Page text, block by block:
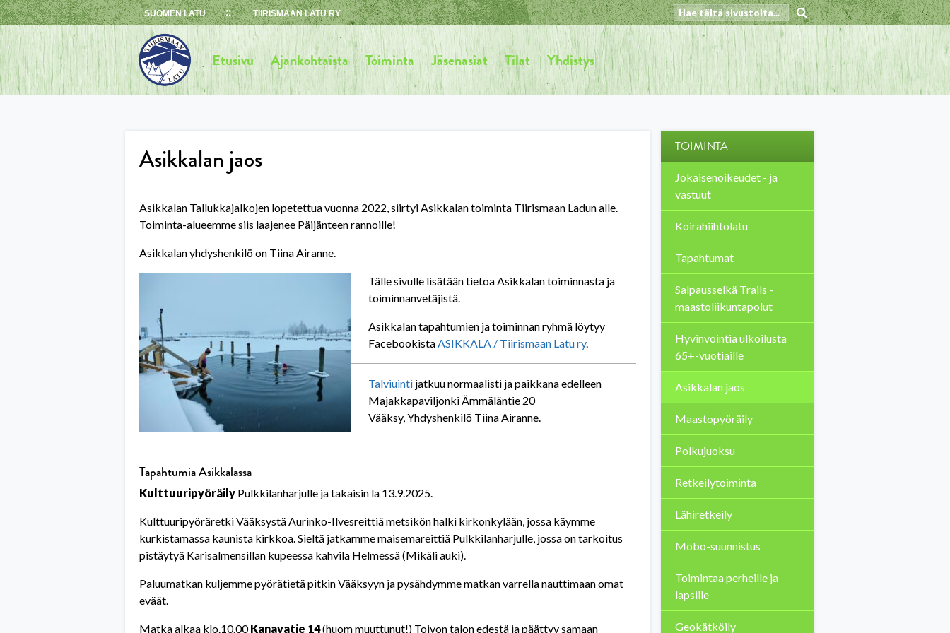
Skip
to
content
SUOMEN LATU TIIRISMAAN LATU RY
Etusivu Ajankohtaista Toiminta Jäsenasiat Tilat Yhdistys
Asikkalan jaos
Asikkalan Tallukkajalkojen lopetettua vuonna 2022, siirtyi Asikkalan toiminta Tiirismaan Ladun alle.
Toiminta-alueemme siis laajenee Päijänteen rannoille!
Asikkalan yhdyshenkilö on Tiina Airanne.
Tälle sivulle lisätään tietoa Asikkalan toiminnasta ja
toiminnanvetäjistä.
Asikkalan tapahtumien ja toiminnan ryhmä löytyy
FacebookistaASIKKALA / Tiirismaan Latu ry.
Talviuinti jatkuu normaalisti ja paikkana edelleen
Majakkapaviljonki Ämmäläntie 20
Vääksy, Yhdyshenkilö Tiina Airanne.
Tapahtumia Asikkalassa
Kulttuuripyöräily Pulkkilanharjulle ja takaisin la 13.9.2025.
Kulttuuripyöräretki Vääksystä Aurinko-Ilvesreittiä metsikön halki kirkonkylään, jossa käymme
kurkistamassa kaunista kirkkoa. Sieltä jatkamme maisemareittiä Pulkkilanharjulle, jossa on tarkoitus
pistäytyä Karisalmensillan kupeessa kahvila Helmessä (Mikäli auki).
Paluumatkan kuljemme pyörätietä pitkin Vääksyyn ja pysähdymme matkan varrella nauttimaan omat
eväät.
Matka alkaa klo.10.00Kanavatie 14(huom muuttunut!) Toivon talon edestä ja päättyy samaan
TOIMINTA
Jokaisenoikeudet - ja
vastuut
Koirahiihtolatu
Tapahtumat
Salpausselkä Trails -
maastoliikuntapolut
Hyvinvointia ulkoilusta
65+-vuotiaille
Asikkalan jaos
Maastopyöräily
Polkujuoksu
Retkeilytoiminta
Lähiretkeily
Mobo-suunnistus
Toimintaa perheille ja
lapsille
Geokätköily